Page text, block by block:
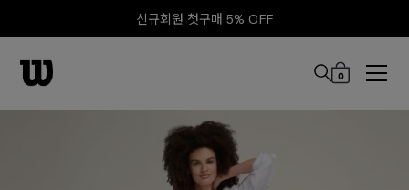
신규회원 첫구매 5% OFF
0